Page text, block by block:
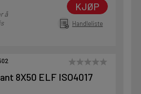
å
KJØP
Handleliste
8X50 ELF ISO4017